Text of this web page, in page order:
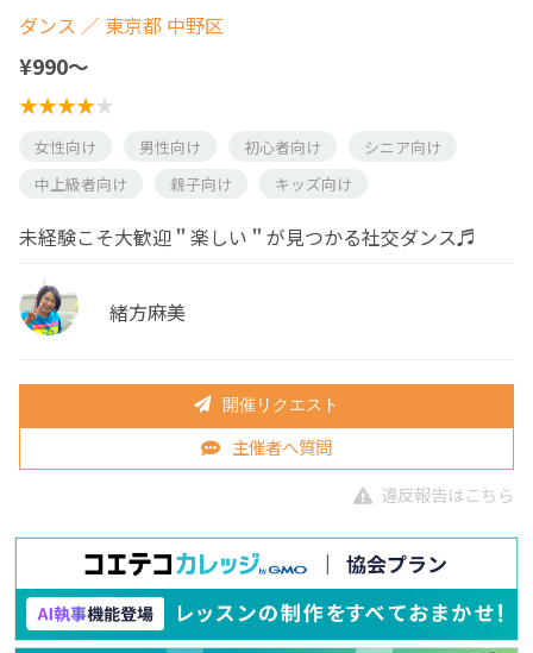
ダンス ／ 東京都 中野区
¥990〜
女性向け 男性向け 初心者向け
シニア向け
中上級者向け
親子向け キッズ向け
未経験こそ大歓迎＂楽しい＂が見つかる社交ダンス♬
緒方麻美
開催リクエスト
主催者へ質問
違反報告はこちら